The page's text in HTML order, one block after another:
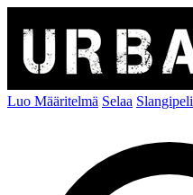
Luo Määritelmä Selaa Slangipeli